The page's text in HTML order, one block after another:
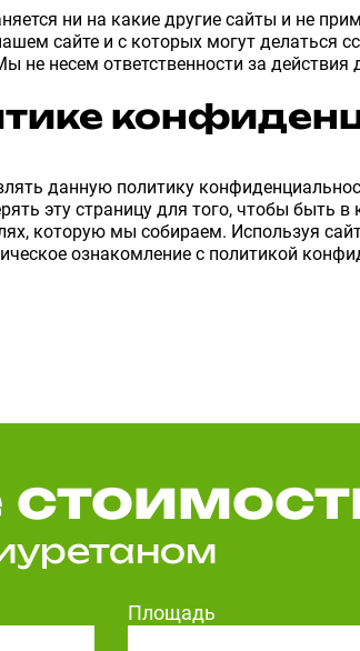
ни на какие другие сайты и не
сайте и с которых могут делаться
не несем ответственности за действия
данную политику
эту страницу для того, чтобы быть
которую мы собираем. Используя
ознакомление с политикой
Площадь